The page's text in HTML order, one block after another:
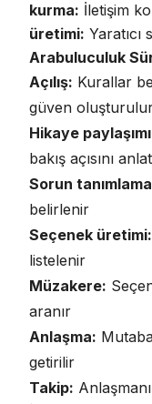
kurma: İletişim
üretimi:
Arabuluculuk
Açılış: Kurallar
güven
Hikaye
bakış açısını
Sorun
belirlenir
Seçenek üretimi:
listelenir
Müzakere:
aranır
Anlaşma:
getirilir
Takip: